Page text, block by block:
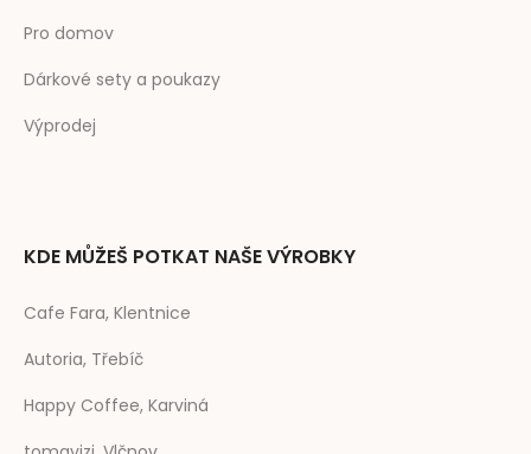
Pro domov
Dárkové sety a poukazy
Výprodej
KDE MŮŽEŠ POTKAT NAŠE VÝROBKY
Cafe Fara, Klentnice
Autoria, Třebíč
Happy Coffee, Karviná